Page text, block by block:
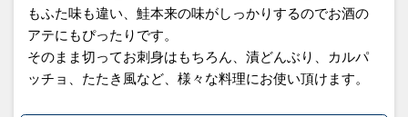
もふた味も違い、鮭本来の味がしっかりするのでお酒の
アテにもぴったりです。
そのまま切ってお刺身はもちろん、漬どんぶり、カルパ
ッチョ、たたき風など、様々な料理にお使い頂けます。